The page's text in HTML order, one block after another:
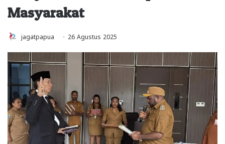
Masyarakat
jagatpapua 26 Agustus 2025